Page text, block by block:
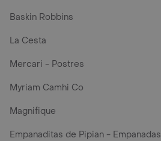
Baskin Robbins
La Cesta
Mercari - Postres
Myriam Camhi Co
Magnifique
Empanaditas de Pipian - Empanadas